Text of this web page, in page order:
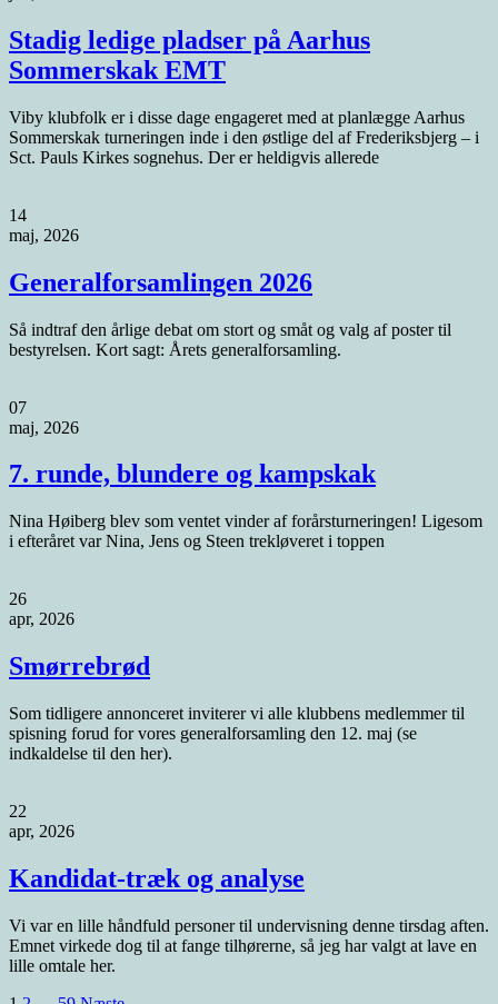
Stadig ledige pladser på Aarhus
Sommerskak EMT
Viby klubfolk er i disse dage engageret med at planlægge Aarhus
Sommerskak turneringen inde i den østlige del af Frederiksbjerg – i
Sct. Pauls Kirkes sognehus. Der er heldigvis allerede
14
maj, 2026
Generalforsamlingen 2026
Så indtraf den årlige debat om stort og småt og valg af poster til
bestyrelsen. Kort sagt: Årets generalforsamling.
07
maj, 2026
7. runde, blundere og kampskak
Nina Høiberg blev som ventet vinder af forårsturneringen! Ligesom
i efteråret var Nina, Jens og Steen trekløveret i toppen
26
apr, 2026
Smørrebrød
Som tidligere annonceret inviterer vi alle klubbens medlemmer til
spisning forud for vores generalforsamling den 12. maj (se
indkaldelse til den her).
22
apr, 2026
Kandidat-træk og analyse
Vi var en lille håndfuld personer til undervisning denne tirsdag aften.
Emnet virkede dog til at fange tilhørerne, så jeg har valgt at lave en
lille omtale her.